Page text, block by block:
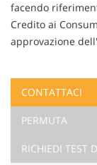
Ho letto e
Acconsento
facendo
Credito ai
approvazione
CONTATTACI
PERMUTA
RICHIEDI TEST